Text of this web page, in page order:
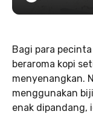
Bagi para
beraroma kopi
menyenangkan.
menggunakan
enak dipandang,